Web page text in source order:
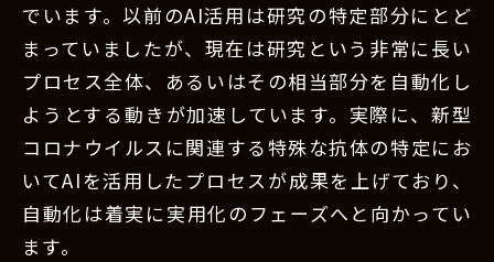
でいます。以前のAI活用は研究の特定部分にとど
まっていましたが、現在は研究という非常に長い
プロセス全体、あるいはその相当部分を自動化し
ようとする動きが加速しています。実際に、新型
コロナウイルスに関連する特殊な抗体の特定にお
いてAIを活用したプロセスが成果を上げており、
自動化は着実に実用化のフェーズへと向かってい
ます。